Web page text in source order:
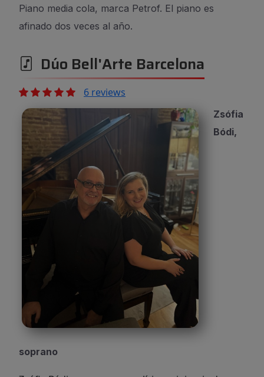
Piano media cola, marca Petrof. El piano es
afinado dos veces al año.
Dúo Bell'Arte Barcelona
6 reviews
Zsófia
Bódi,
soprano